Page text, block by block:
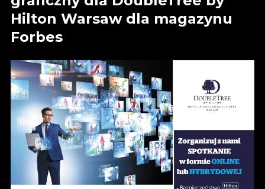
Hilton Warsaw dla magazynu
Forbes